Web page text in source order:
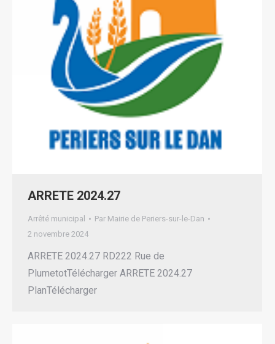
ARRETE 2024.27
Arrêté municipal Par Mairie de Periers-sur-le-Dan
2 novembre 2024
ARRETE 2024.27 RD222 Rue de
PlumetotTélécharger ARRETE 2024.27
PlanTélécharger